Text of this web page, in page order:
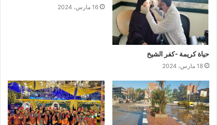
حياة كريمة -كفر الشيخ
18 مارس، 2024
16 مارس، 2024